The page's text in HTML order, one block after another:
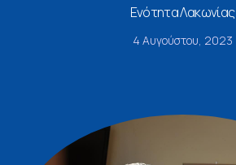
Ενότητα Λακωνίας
4 Αυγούστου, 2023